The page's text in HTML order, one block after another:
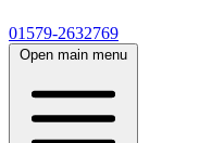
01579-2632769
Open main menu